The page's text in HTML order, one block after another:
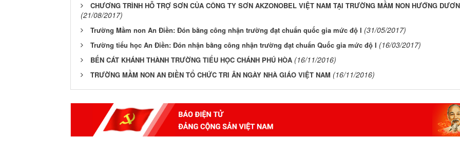
CHƯƠNG TRÌNH HỖ TRỢ SƠN CỦA CÔNG TY SƠN AKZONOBEL VIỆT NAM TẠI TRƯỜNG MẦM NON HƯỚNG
(21/08/2017)
Trường Mầm non An Điền: Đón bằng công nhận trường đạt chuẩn quốc gia mức độ I (31/05/2017)
Trường tiểu học An Điền: Đón nhận bằng công nhận trường đạt chuẩn Quốc gia mức độ I (16/03/2017)
BẾN CÁT KHÁNH THÀNH TRƯỜNG TIỂU HỌC CHÁNH PHÚ HÒA (16/11/2016)
TRƯỜNG MẦM NON AN ĐIỀN TỔ CHỨC TRI ÂN NGÀY NHÀ GIÁO VIỆT NAM (16/11/2016)